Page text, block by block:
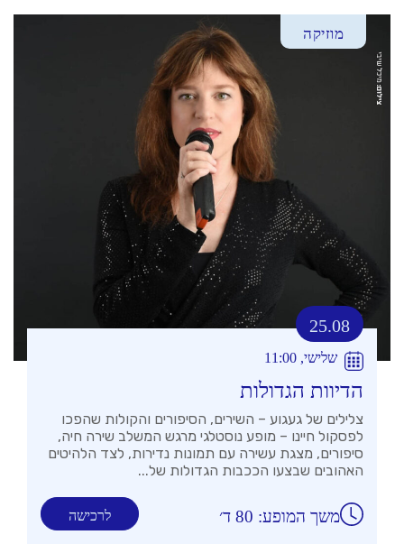
מוזיקה
25.08
שלישי, 11:00
הדיוות הגדולות
צלילים של געגוע – השירים, הסיפורים והקולות שהפכו
לפסקול חיינו – מופע נוסטלגי מרגש המשלב שירה חיה,
סיפורים, מצגת עשירה עם תמונות נדירות, לצד הלהיטים
האהובים שבצעו הככבות הגדולות של...
לרכישה משך המופע: 80 ד׳